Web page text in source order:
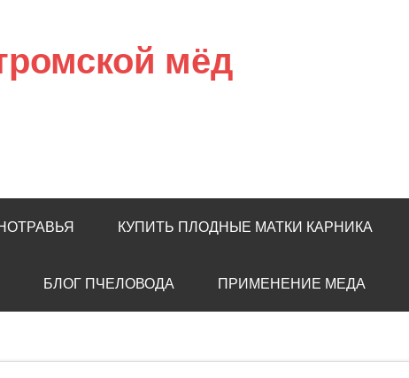
мёд
КУПИТЬ ПЛОДНЫЕ МАТКИ КАРНИКА
БЛОГ ПЧЕЛОВОДА ПРИМЕНЕНИЕ МЕДА